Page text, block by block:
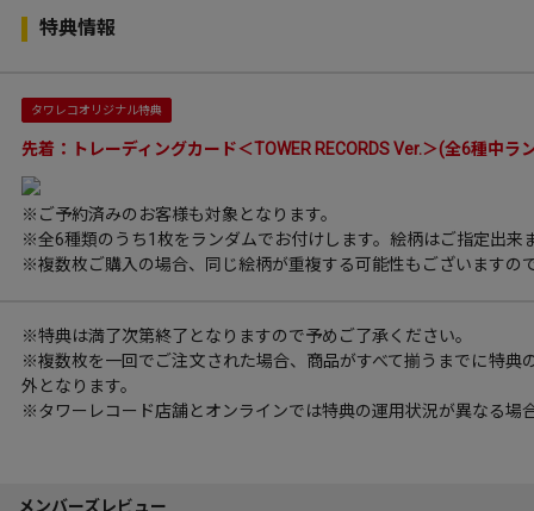
特典情報
タワレコオリジナル特典
先着：トレーディングカード＜TOWER RECORDS Ver.＞(全6種中ラ
※ご予約済みのお客様も対象となります。
※全6種類のうち1枚をランダムでお付けします。絵柄はご指定出来
※複数枚ご購入の場合、同じ絵柄が重複する可能性もございますの
※特典は満了次第終了となりますので予めご了承ください。
※複数枚を一回でご注文された場合、商品がすべて揃うまでに特
外となります。
※タワーレコード店舗とオンラインでは特典の運用状況が異なる場
メンバーズレビュー